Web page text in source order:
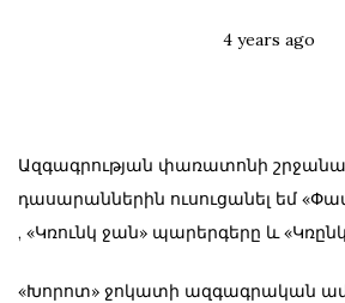
Posted
4 years ago
Ազգագրության փառատոնի
դասարաններին ուսուցանել եմ
, «Կռունկ ջան» պարերգերը և
«Խորոտ» ջոկատի ազգագրական